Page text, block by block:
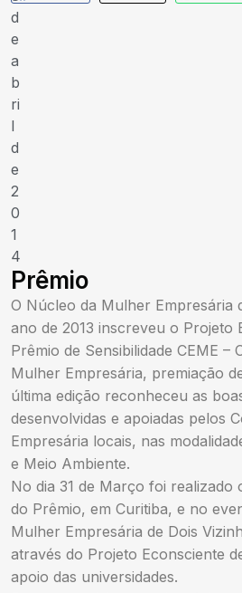
d
e
a
b
ri
l
d
e
2
0
1
4
Prêmio
O Núcleo da Mulher Empresária
ano de 2013 inscreveu o Projeto
Prêmio de Sensibilidade CEME –
Mulher Empresária, premiação
última edição reconheceu as
desenvolvidas e apoiadas pelos
Empresária locais, nas
e Meio Ambiente.
No dia 31 de Março foi realizado
do Prêmio, em Curitiba, e no
Mulher Empresária de Dois
através do Projeto Econsciente
apoio das universidades.